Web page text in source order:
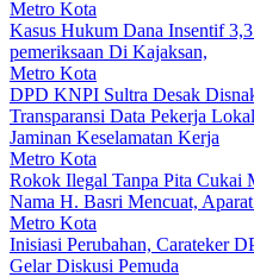
Metro Kota
Kasus Hukum Dana Insentif
pemeriksaan Di Kajaksan,
Metro Kota
DPD KNPI Sultra Desak
Transparansi Data Pekerja
Jaminan Keselamatan Kerja
Metro Kota
Rokok Ilegal Tanpa Pita Cukai
Nama H. Basri Mencuat,
Metro Kota
Inisiasi Perubahan, Carateker
Gelar Diskusi Pemuda